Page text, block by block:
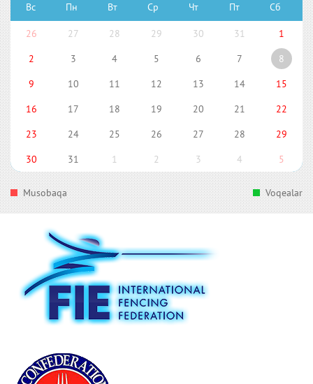
Вс Пн Вт Ср Чт Пт Сб
26 27 28 29 30 31
1
2
3 4 5 6 7
8
9
10 11 12 13 14
15
16
17 18 19 20 21
22
23
24 25 26 27 28
29
30
31 1 2 3 4 5
Musobaqa Voqealar